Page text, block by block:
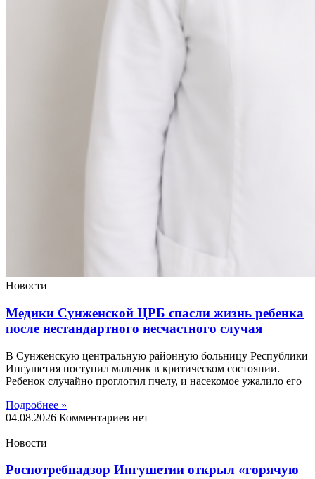
Новости
Медики Сунженской ЦРБ спасли жизнь ребенка
после нестандартного несчастного случая
В Сунженскую центральную районную больницу Республики
Ингушетия поступил мальчик в критическом состоянии.
Ребенок случайно проглотил пчелу, и насекомое ужалило его
Подробнее »
04.08.2026 Комментариев нет
Новости
Роспотребнадзор Ингушетии открыл «горячую